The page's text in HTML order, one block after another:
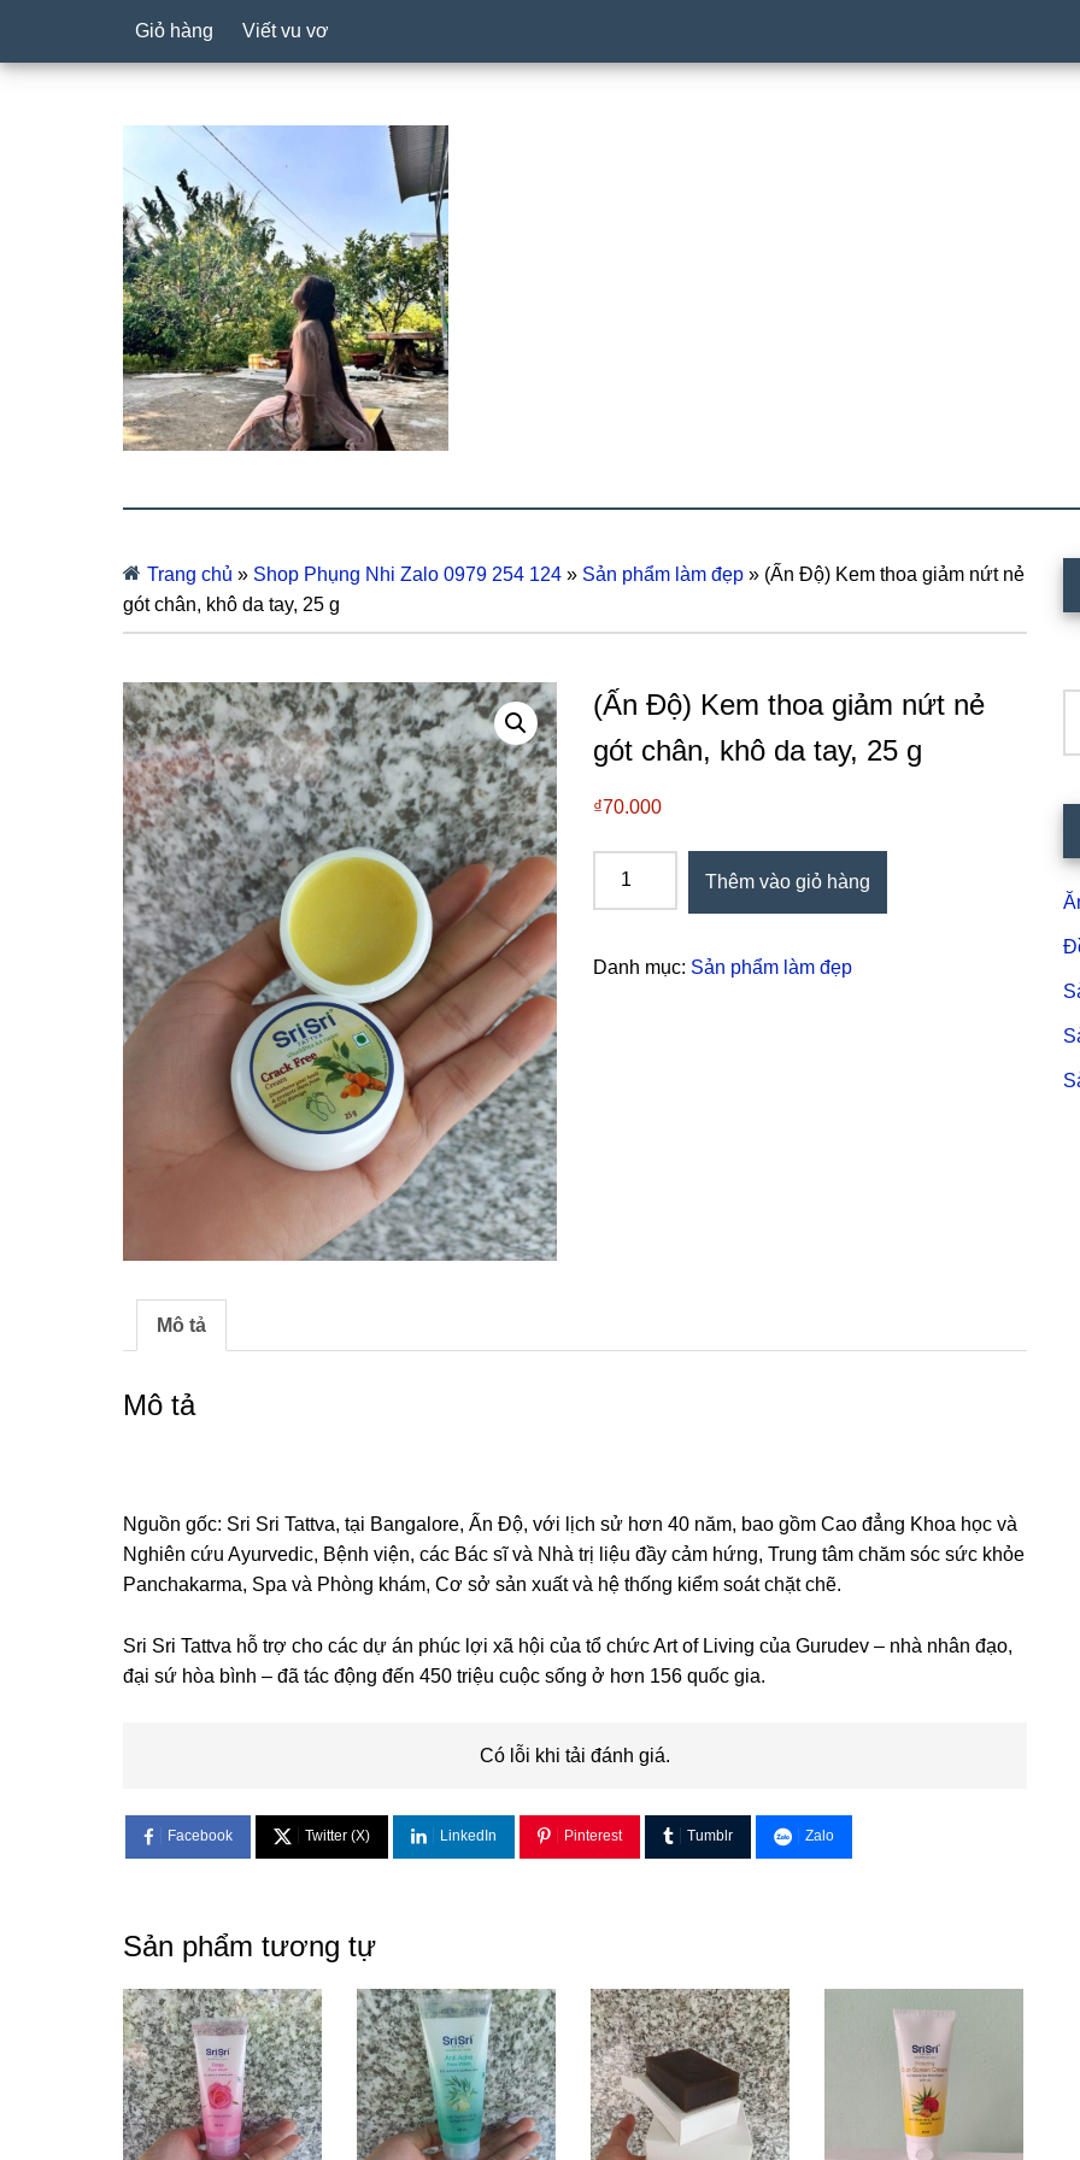
Giỏ hàng Viết vu vơ
Trang chủ » Shop Phụng Nhi Zalo 0979 254 124 » Sản phẩm làm đẹp » (Ấn Độ) Kem thoa giảm nứt nẻ
gót chân, khô da tay, 25 g
(Ấn Độ) Kem thoa giảm nứt nẻ
gót chân, khô da tay, 25 g
₫70.000
thoa
Thêm vào giỏ hàng
Danh mục: Sản phẩm làm đẹp
Mô tả
Mô tả
Nguồn gốc: Sri Sri Tattva, tại Bangalore, Ấn Độ, với lịch sử hơn 40 năm, bao gồm Cao đẳng Khoa học và
Nghiên cứu Ayurvedic, Bệnh viện, các Bác sĩ và Nhà trị liệu đầy cảm hứng, Trung tâm chăm sóc sức khỏe
Panchakarma, Spa và Phòng khám, Cơ sở sản xuất và hệ thống kiểm soát chặt chẽ.
Sri Sri Tattva hỗ trợ cho các dự án phúc lợi xã hội của tổ chức Art of Living của Gurudev – nhà nhân đạo,
đại sứ hòa bình – đã tác động đến 450 triệu cuộc sống ở hơn 156 quốc gia.
Có lỗi khi tải đánh giá.
Facebook Twitter (X) LinkedIn Pinterest Tumblr Zalo
Sản phẩm tương tự